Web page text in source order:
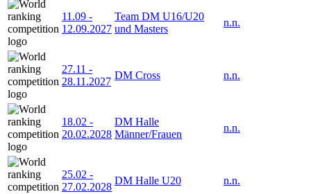
11.09 -
12.09.2027
Team DM U16/U20
und Masters
n.n.
27.11 -
28.11.2027
DM Cross n.n.
18.02 -
20.02.2028
DM Halle
Männer/Frauen
n.n.
25.02 -
27.02.2028
DM Halle U20 n.n.